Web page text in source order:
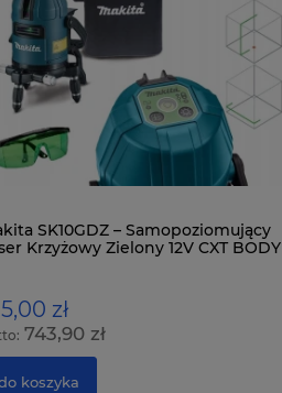
SK10GDZ – Samopoziomujący
Krzyżowy Zielony 12V CXT BODY
zł
743,90 zł
koszyka